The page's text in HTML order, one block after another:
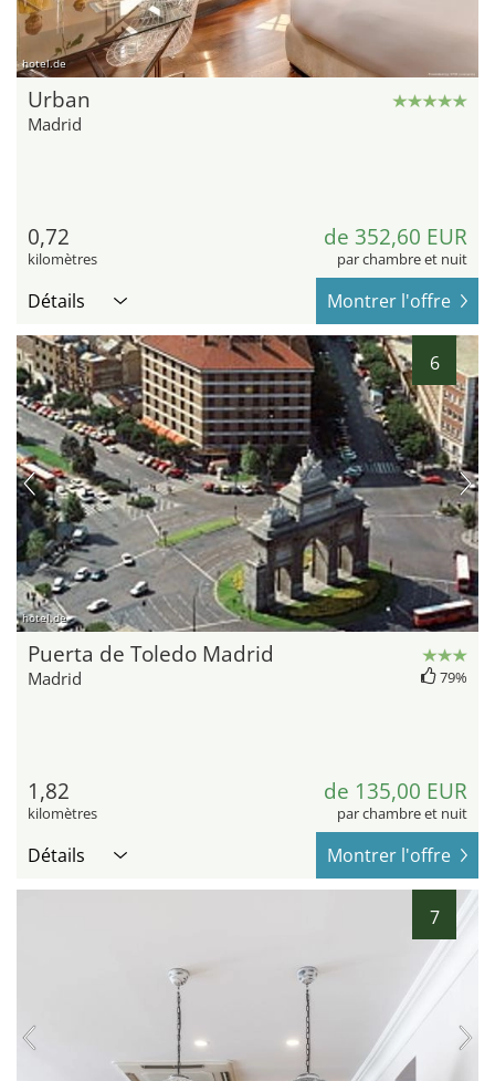
hotel.de
Urban
Madrid
0,72
kilomètres
de 352,60 EUR
par chambre et nuit
Détails Montrer l'offre
6
hotel.de
Puerta de Toledo Madrid
Madrid 79%
1,82
kilomètres
de 135,00 EUR
par chambre et nuit
Détails Montrer l'offre
7